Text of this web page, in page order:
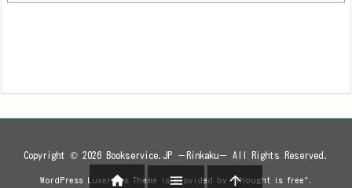
Copyright © 2026 Bookservice.JP －Rinkaku－ All Rights Reserved.
WordPress Luxeritas Theme is provided by "Thought is free".
  